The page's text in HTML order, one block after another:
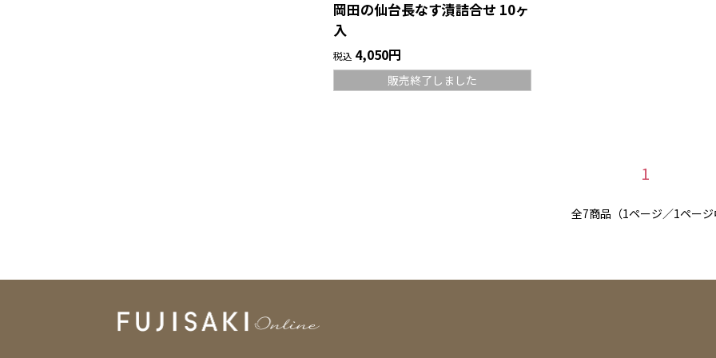
岡田の仙台長なす漬詰合せ 10ヶ
入
税込 4,050円
販売終了しました
1
全7商品（1ページ／1ペー